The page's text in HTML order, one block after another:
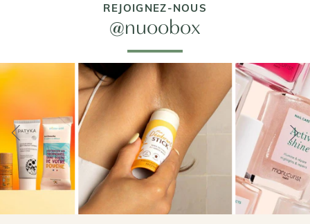
+ DE 70 000 AVIS VÉRIFIÉS 4,7/5 ⭐️
REJOIGNEZ-NOUS
@nuoobox